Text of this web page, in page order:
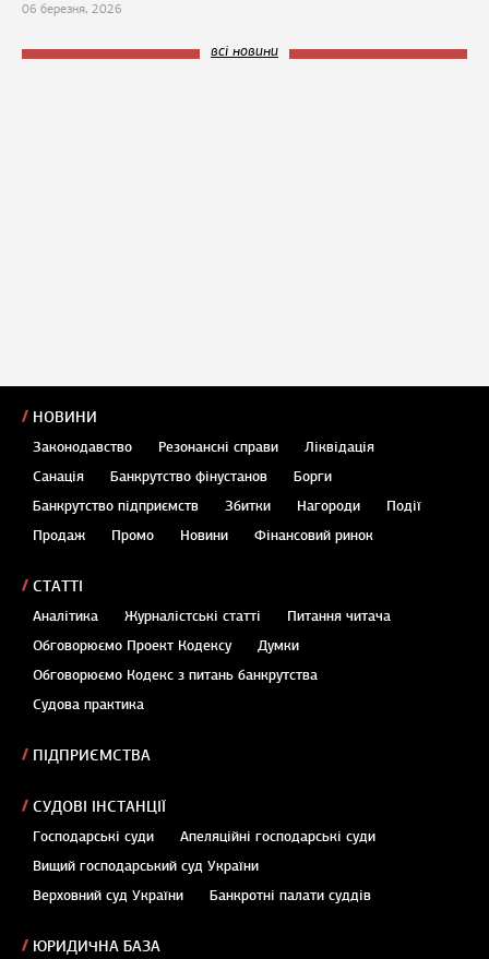
06 березня, 2026
всі новини
НОВИНИ
Законодавство Резонансні справи
Ліквідація
Санація
Банкрутство фінустанов
Борги
Банкрутство підприємств
Збитки Нагороди
Події
Продаж
Промо Новини Фінансовий ринок
СТАТТІ
Аналітика Журналістські статті
Питання читача
Обговорюємо Проект Кодексу
Думки
Обговорюємо Кодекс з питань банкрутства
Судова практика
ПІДПРИЄМСТВА
СУДОВІ ІНСТАНЦІЇ
Господарські суди
Апеляційні господарські суди
Вищий господарський суд України
Верховний суд України
Банкротні палати суддів
ЮРИДИЧНА БАЗА